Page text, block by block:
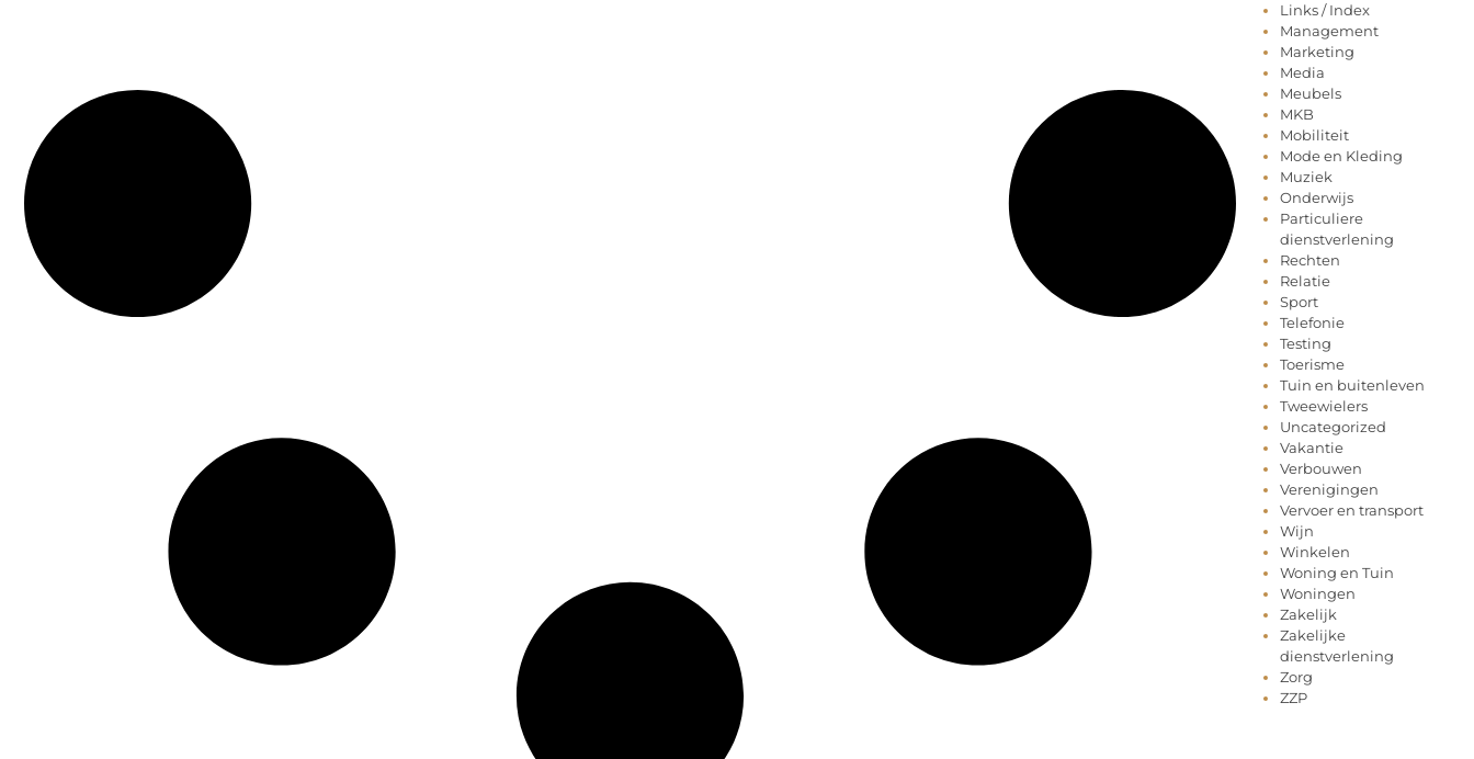
Links / Index
Management
Marketing
Media
Meubels
MKB
Mobiliteit
Mode en Kleding
Muziek
Onderwijs
Particuliere
dienstverlening
Rechten
Relatie
Sport
Telefonie
Testing
Toerisme
Tuin en buitenleven
Tweewielers
Uncategorized
Vakantie
Verbouwen
Verenigingen
Vervoer en transport
Wijn
Winkelen
Woning en Tuin
Woningen
Zakelijk
Zakelijke
dienstverlening
Zorg
ZZP